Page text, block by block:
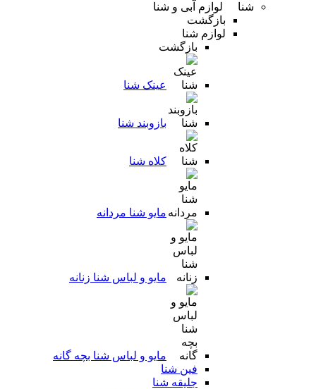
لوازم آبی و شنا
بازگشت
لوازم شنا
بازگشت
عینک شنا
بازوبند شنا
کلاه شنا
مایو شنا مردانه
مایو و لباس شنا زنانه
مایو و لباس شنا بچه گانه
فین شنا
جلیقه شنا